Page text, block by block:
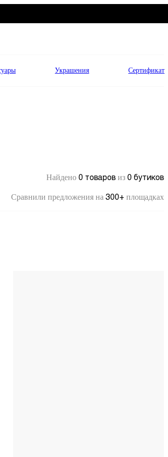
Украшения Сертификат
Найдено 0 товаров из 0 бутиков
Сравнили предложения на 300+ площадках